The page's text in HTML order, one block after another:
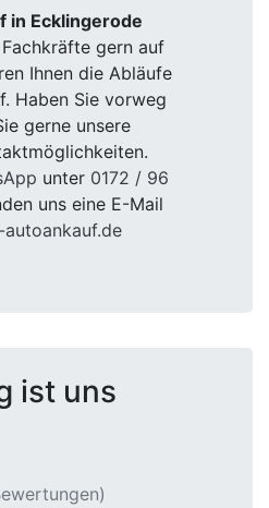
in Ecklingerode
gern auf
Ihnen die Abläufe
Haben Sie vorweg
gerne unsere
unter 0172 / 96
uns eine E-Mail
ist uns